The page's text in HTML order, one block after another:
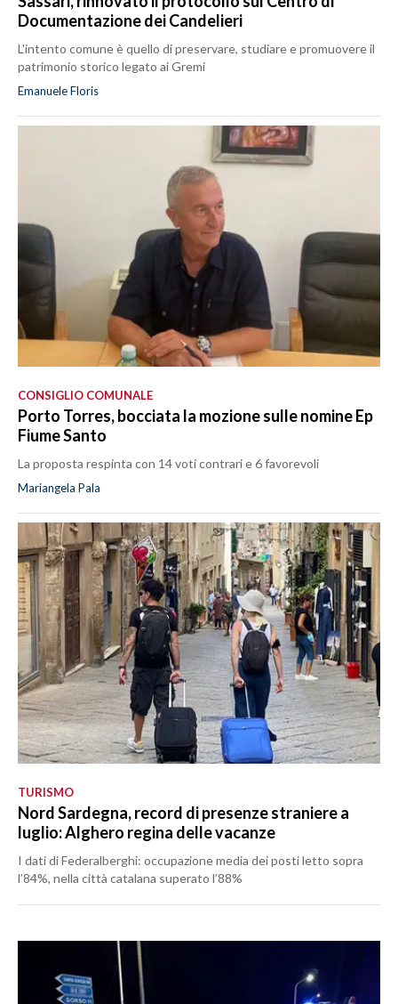
Documentazione dei Candelieri
L'intento comune è quello di preservare, studiare e promuovere il
patrimonio storico legato ai Gremi
Emanuele Floris
CONSIGLIO COMUNALE
Porto Torres, bocciata la mozione sulle nomine Ep
Fiume Santo
La proposta respinta con 14 voti contrari e 6 favorevoli
Mariangela Pala
TURISMO
Nord Sardegna, record di presenze straniere a
luglio: Alghero regina delle vacanze
I dati di Federalberghi: occupazione media dei posti letto sopra
l’84%, nella città catalana superato l’88%